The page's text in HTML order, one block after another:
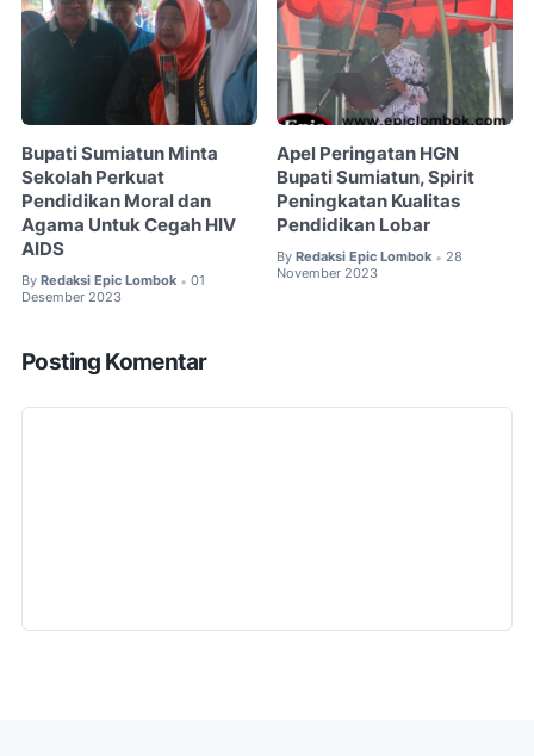
Bupati Sumiatun Minta
Sekolah Perkuat
Pendidikan Moral dan
Agama Untuk Cegah HIV
AIDS
By Redaksi Epic Lombok • 01
Desember 2023
Apel Peringatan HGN
Bupati Sumiatun, Spirit
Peningkatan Kualitas
Pendidikan Lobar
By Redaksi Epic Lombok • 28
November 2023
Posting Komentar